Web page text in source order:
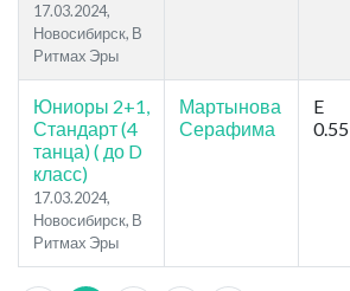
17.03.2024,
Новосибирск, В
Ритмах Эры
Юниоры 2+1,
Стандарт (4
танца) ( до D
класс)
17.03.2024,
Новосибирск, В
Ритмах Эры
Мартынова
Серафима
E
0.55